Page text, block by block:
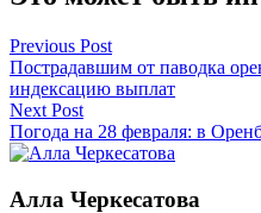
Навигация
по
записям
Previous Post
Пострадавшим от паводка
индексацию выплат
Next Post
Погода на 28 февраля: в
Алла Черкесатова